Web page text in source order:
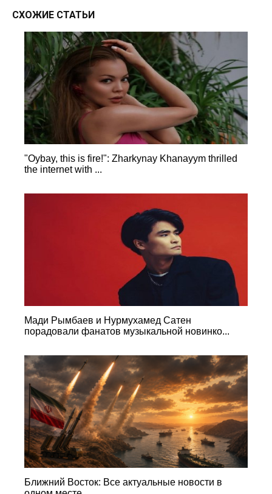
СХОЖИЕ СТАТЬИ
"Oybay, this is fire!": Zharkynay Khanayym thrilled
the internet with ...
Мади Рымбаев и Нурмухамед Сатен
порадовали фанатов музыкальной новинко...
Ближний Восток: Все актуальные новости в